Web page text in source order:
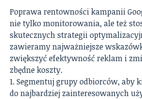
Poprawa rentowności kampanii
nie tylko monitorowania, ale też
skutecznych strategii
zawieramy najważniejsze
zwiększyć efektywność reklam i
zbędne koszty.
Segmentuj grupy odbiorców, aby
do najbardziej zainteresowanych